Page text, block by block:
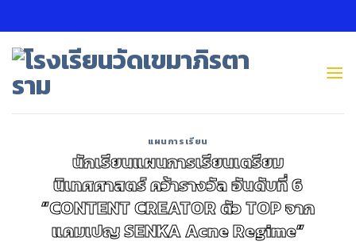
to
content
แผนการเรียน
นักเรียนแผนการเรียนเตรียม
นิเทศศาสตร์ คว้ารางวัล อันดับที่ 6
“CONTENT CREATOR ตัว TOP จาก
แคมเปญ SENKA Acne Regime”